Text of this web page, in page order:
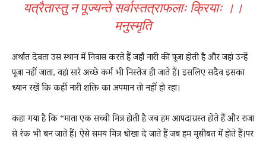
यत्रैतास्तु न पूज्यन्ते सर्वास्तत्राफलाः क्रियाः ।।
मनुस्मृति
अर्थात देवता उस स्थान में निवास करते हैं जहाँ नारी की पूजा होती है और जहां उन्हें
पूजा नहीं जाता, वहां सारे अच्छे कर्म भी निस्तेज ही जाते हैं। इसलिए सदैव इसका
ध्यान रखें कि कहीं नारी शक्ति का अपमान तो नहीं हो रहा।
कहा गया है कि “माता एक सच्ची मित्र होती है जब हम आपदाग्रस्त होते हैं और राजा
से रंक भी बन जाते हैं। ऐसे समय मित्र धोखा दे जाते हैं जब हम मुसीबत में होते हैं।पर